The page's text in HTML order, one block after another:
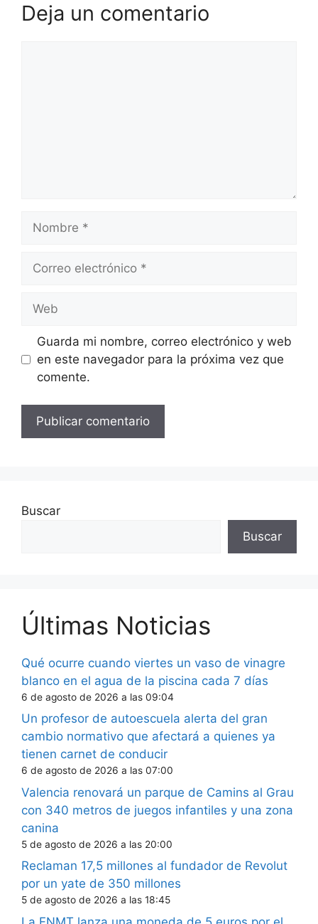
Deja un comentario
Nombre
Correo
Web
Guarda mi nombre, correo electrónico y web
en este navegador para la próxima vez que
comente.
Buscar
Buscar
Últimas Noticias
Qué ocurre cuando viertes un vaso de vinagre
blanco en el agua de la piscina cada 7 días
6 de agosto de 2026 a las 09:04
Un profesor de autoescuela alerta del gran
cambio normativo que afectará a quienes ya
tienen carnet de conducir
6 de agosto de 2026 a las 07:00
Valencia renovará un parque de Camins al Grau
con 340 metros de juegos infantiles y una zona
canina
5 de agosto de 2026 a las 20:00
Reclaman 17,5 millones al fundador de Revolut
por un yate de 350 millones
5 de agosto de 2026 a las 18:45